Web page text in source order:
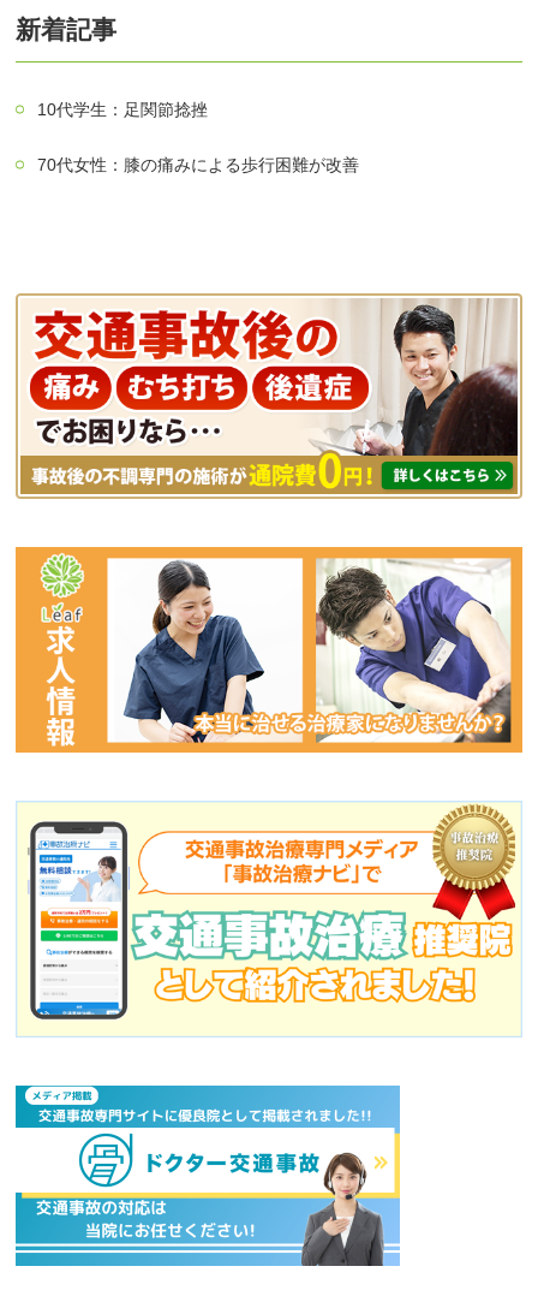
新着記事
10代学生：足関節捻挫
70代女性：膝の痛みによる歩行困難が改善